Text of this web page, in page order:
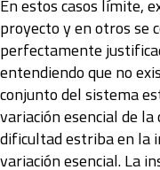
En estos casos límite,
proyecto y en otros se
perfectamente
entendiendo que no
conjunto del sistema
variación esencial de
dificultad estriba en la
variación esencial. La